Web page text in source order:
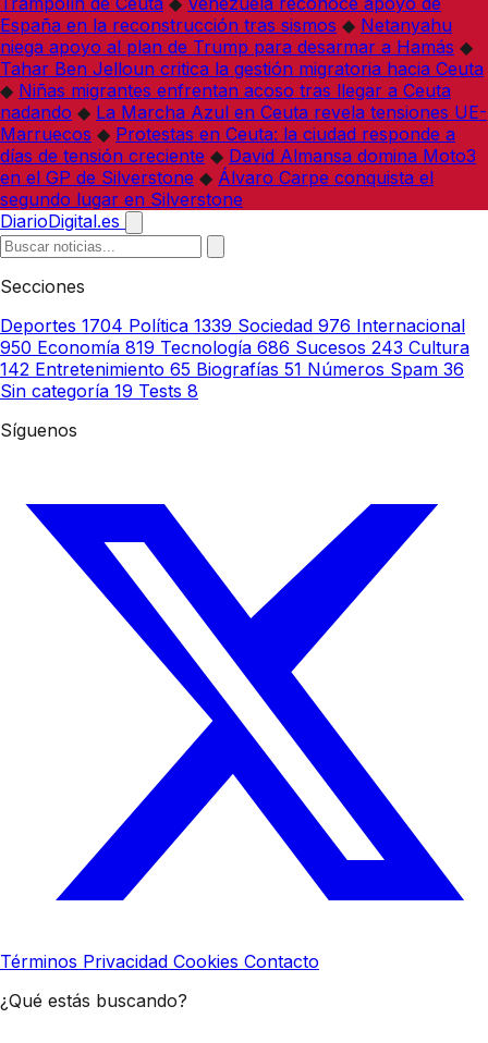
España en la reconstrucción tras sismos ◆ Netanyahu
niega apoyo al plan de Trump para desarmar a Hamás ◆
Tahar Ben Jelloun critica la gestión migratoria hacia Ceuta
◆ Niñas migrantes enfrentan acoso tras llegar a Ceuta
nadando ◆ La Marcha Azul en Ceuta revela tensiones UE-
Marruecos ◆ Protestas en Ceuta: la ciudad responde a
días de tensión creciente ◆ David Almansa domina Moto3
en el GP de Silverstone ◆ Álvaro Carpe conquista el
segundo lugar en Silverstone
DiarioDigital.es
Secciones
Deportes 1704 Política 1339 Sociedad 976 Internacional
950 Economía 819 Tecnología 686 Sucesos 243 Cultura
142 Entretenimiento 65 Biografías 51 Números Spam 36
Sin categoría 19 Tests 8
Síguenos
Términos Privacidad Cookies Contacto
¿Qué estás buscando?